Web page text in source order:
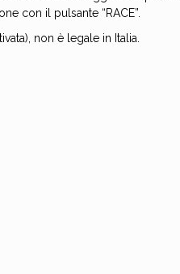
con il pulsante “RACE”.
non è legale in Italia.